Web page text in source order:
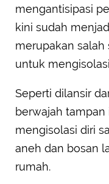
mengantisipasi
kini sudah
merupakan
untuk
Seperti dilansir
berwajah tampan
mengisolasi diri
aneh dan bosan
rumah.